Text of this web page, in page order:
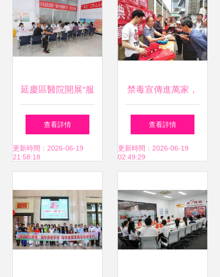
延慶區醫院開展“服
務百姓健康行動”大
型義診活動方案與
查看詳情
更新時間：2026-06-19
21:58:18
禁毒宣傳進萬家，
筑牢永安防護網
——永安鎮成功組
傳活動
查看詳情
更新時間：2026-06-19
02:49:29